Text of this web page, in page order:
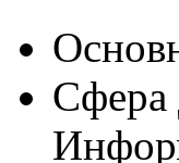
Сфера